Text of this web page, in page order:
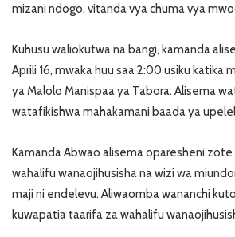
mizani ndogo, vitanda vya chuma vya
Kuhusu waliokutwa na bangi, kamanda
Aprili 16, mwaka huu saa 2:00 usiku katika
ya Malolo Manispaa ya Tabora. Alisema
watafikishwa mahakamani baada ya
Kamanda Abwao alisema oparesheni
wahalifu wanaojihusisha na wizi wa
maji ni endelevu. Aliwaomba wananchi
kuwapatia taarifa za wahalifu